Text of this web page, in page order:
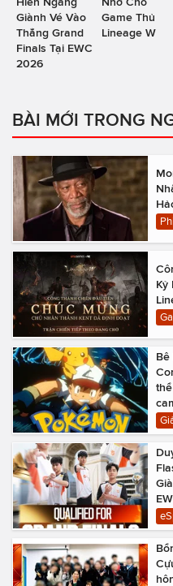
Giành Vé Vào
Thẳng Grand
Finals Tại EWC
2026
Game Thủ
Lineage W
BÀI MỚI TRONG
Kỷ
Bê